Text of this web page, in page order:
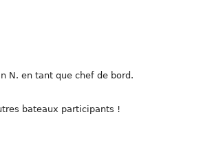
N. en tant que chef de bord.
bateaux participants !